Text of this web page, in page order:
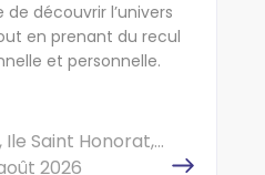
découvrir l’univers
en prenant du recul
et personnelle.
Saint Honorat,
Cedex
2026